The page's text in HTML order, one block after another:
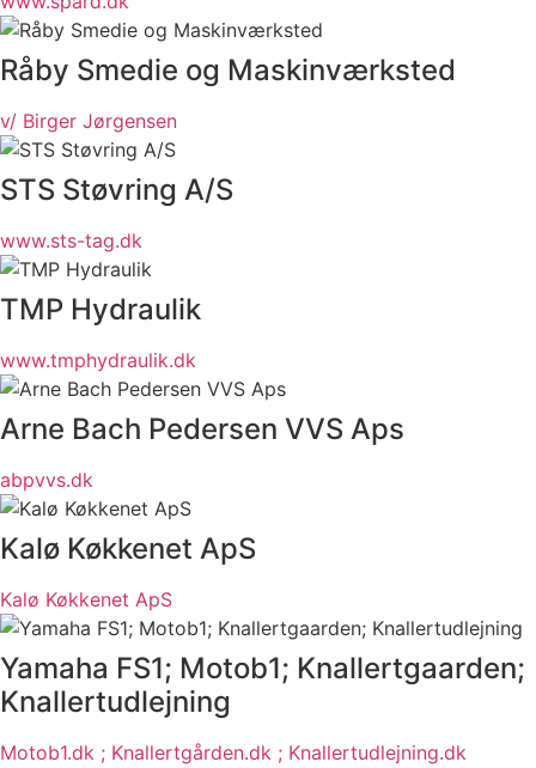
Råby Smedie og Maskinværksted
v/ Birger Jørgensen
STS Støvring A/S
www.sts-tag.dk
TMP Hydraulik
www.tmphydraulik.dk
Arne Bach Pedersen VVS Aps
abpvvs.dk
Kalø Køkkenet ApS
Kalø Køkkenet ApS
Yamaha FS1; Motob1; Knallertgaarden;
Knallertudlejning
Motob1.dk ; Knallertgården.dk ; Knallertudlejning.dk